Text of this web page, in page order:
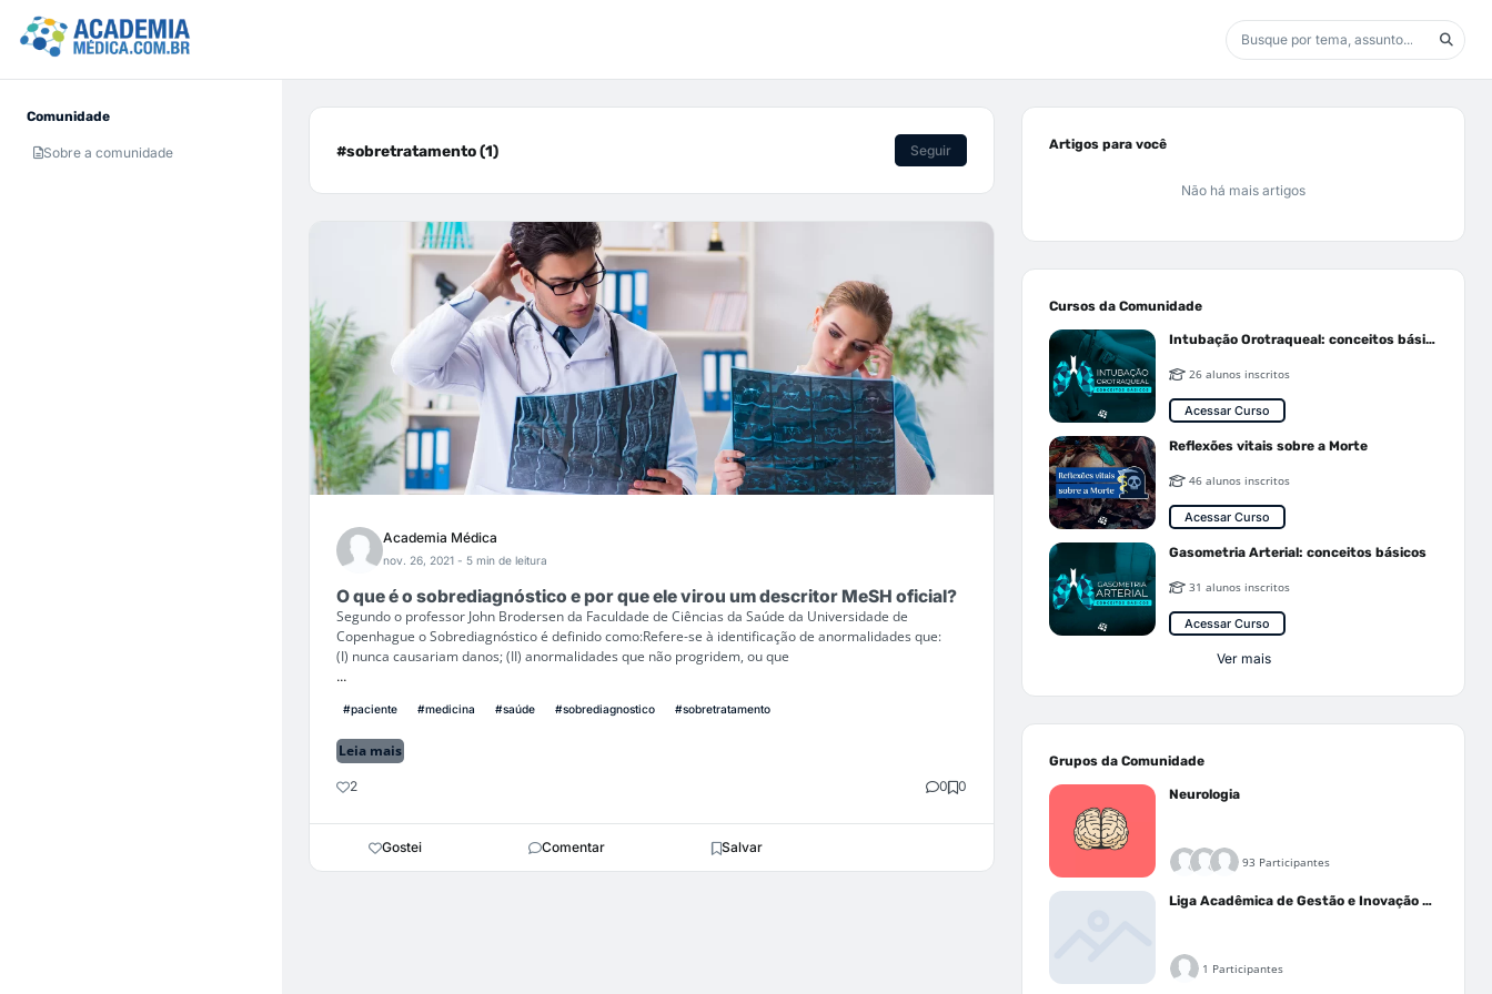
Comunidade
Sobre a comunidade #sobretratamento (1) Seguir
Academia Médica
nov. 26, 2021 - 5 min de leitura
O que é o sobrediagnóstico e por que ele virou um descritor MeSH oficial?
Segundo o professor John Brodersen da Faculdade de Ciências da Saúde da Universidade de
Copenhague o Sobrediagnóstico é definido como:Refere-se à identificação de anormalidades que:
(I) nunca causariam danos; (II) anormalidades que não progridem, ou que
...
#paciente #medicina #saúde #sobrediagnostico #sobretratamento
Leia mais
2 0 0
Gostei Comentar Salvar
Artigos para você
Não há mais artigos
Cursos da Comunidade
Intubação Orotraqueal: conceitos básicos
26 alunos inscritos
Acessar Curso
Reflexões vitais sobre a Morte
46 alunos inscritos
Acessar Curso
Gasometria Arterial: conceitos básicos
31 alunos inscritos
Acessar Curso
Ver mais
Grupos da Comunidade
Neurologia
93 Participantes
Liga Acadêmica de Gestão e Inovação Médica - LAGIM
1 Participantes